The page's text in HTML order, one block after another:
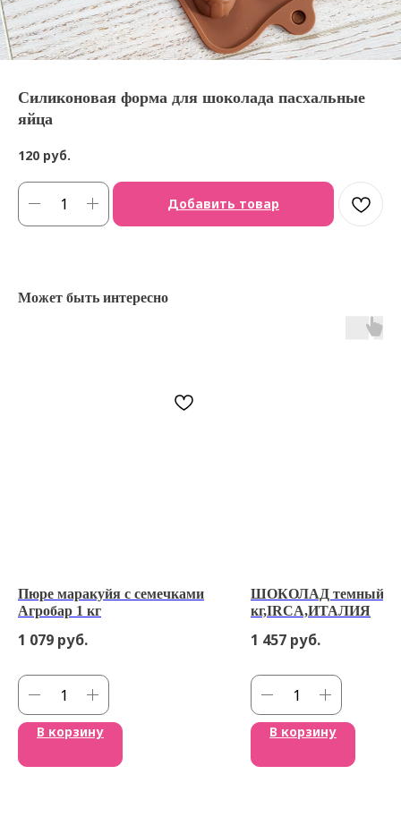
Силиконовая форма для шоколада пасхальные
яйца
120 руб.
Добавить товар
Может быть интересно
Пюре маракуйя с семечками
Агробар 1 кг
1 079 руб.
В корзину
ШОКОЛАД темный
кг,IRCA,ИТАЛИЯ
1 457 руб.
В корзину